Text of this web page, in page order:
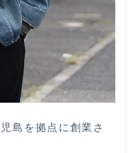
島を拠点に創業さ